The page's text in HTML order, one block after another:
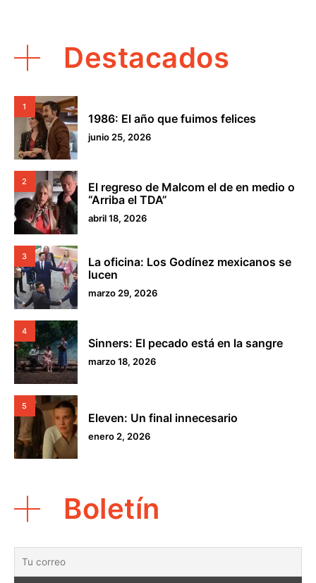
Destacados
1
1986: El año que fuimos felices
junio 25, 2026
2
El regreso de Malcom el de en medio o
“Arriba el TDA”
abril 18, 2026
3
La oficina: Los Godínez mexicanos se
lucen
marzo 29, 2026
4
Sinners: El pecado está en la sangre
marzo 18, 2026
5
Eleven: Un final innecesario
enero 2, 2026
Boletín